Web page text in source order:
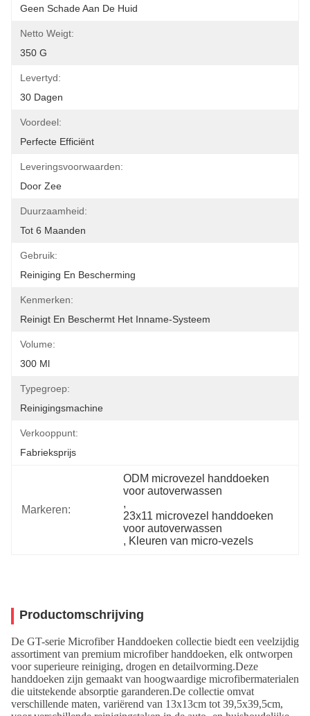
Geen Schade Aan De Huid
Netto Weigt:
350 G
Levertyd:
30 Dagen
Voordeel:
Perfecte Efficiënt
Leveringsvoorwaarden:
Door Zee
Duurzaamheid:
Tot 6 Maanden
Gebruik:
Reiniging En Bescherming
Kenmerken:
Reinigt En Beschermt Het Inname-Systeem
Volume:
300 Ml
Typegroep:
Reinigingsmachine
Verkooppunt:
Fabrieksprijs
Markeren:
ODM microvezel handdoeken
voor autoverwassen
,
23x11 microvezel handdoeken
voor autoverwassen
, Kleuren van micro-vezels
Productomschrijving
De GT-serie Microfiber Handdoeken collectie biedt een veelzijdig
assortiment van premium microfiber handdoeken, elk ontworpen
voor superieure reiniging, drogen en detailvorming.Deze
handdoeken zijn gemaakt van hoogwaardige microfibermaterialen
die uitstekende absorptie garanderen.De collectie omvat
verschillende maten, variërend van 13x13cm tot 39,5x39,5cm,